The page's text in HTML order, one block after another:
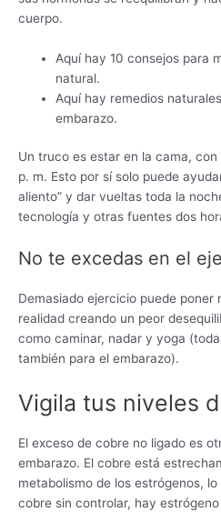
cuerpo.
Aquí hay 10 consejos para
natural.
Aquí hay remedios
embarazo.
Un truco es estar en la cama,
p. m. Esto por sí solo puede
aliento” y dar vueltas toda la
tecnología y otras fuentes dos
No te excedas en el
Demasiado ejercicio puede poner
realidad creando un peor
como caminar, nadar y yoga
también para el embarazo).
Vigila tus niveles
El exceso de cobre no ligado es
embarazo. El cobre está
metabolismo de los estrógenos,
cobre sin controlar, hay